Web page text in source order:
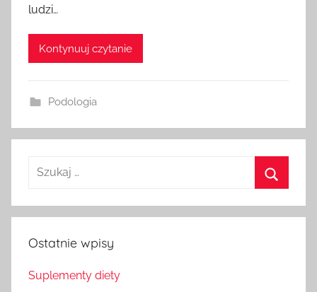
ludzi…
Kontynuuj czytanie
Podologia
Szukaj
Ostatnie wpisy
Suplementy diety